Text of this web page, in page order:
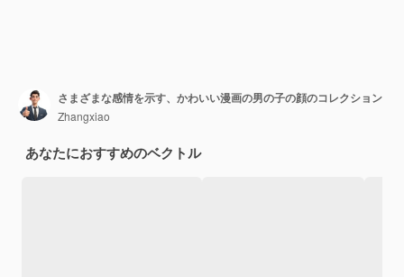
さまざまな感情を示す、かわいい漫画の男の子の顔のコレクション
Zhangxiao
あなたにおすすめのベクトル